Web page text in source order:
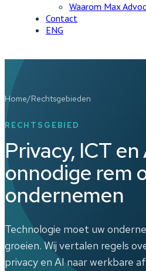
Waarom Max
Contact
ENG
Home/Rechtsgebieden
RECHTSGEBIED
Privacy, ICT
onnodige rem
ondernemen
Technologie moet uw
groeien. Wij vertalen regels
privacy en AI naar werkbare